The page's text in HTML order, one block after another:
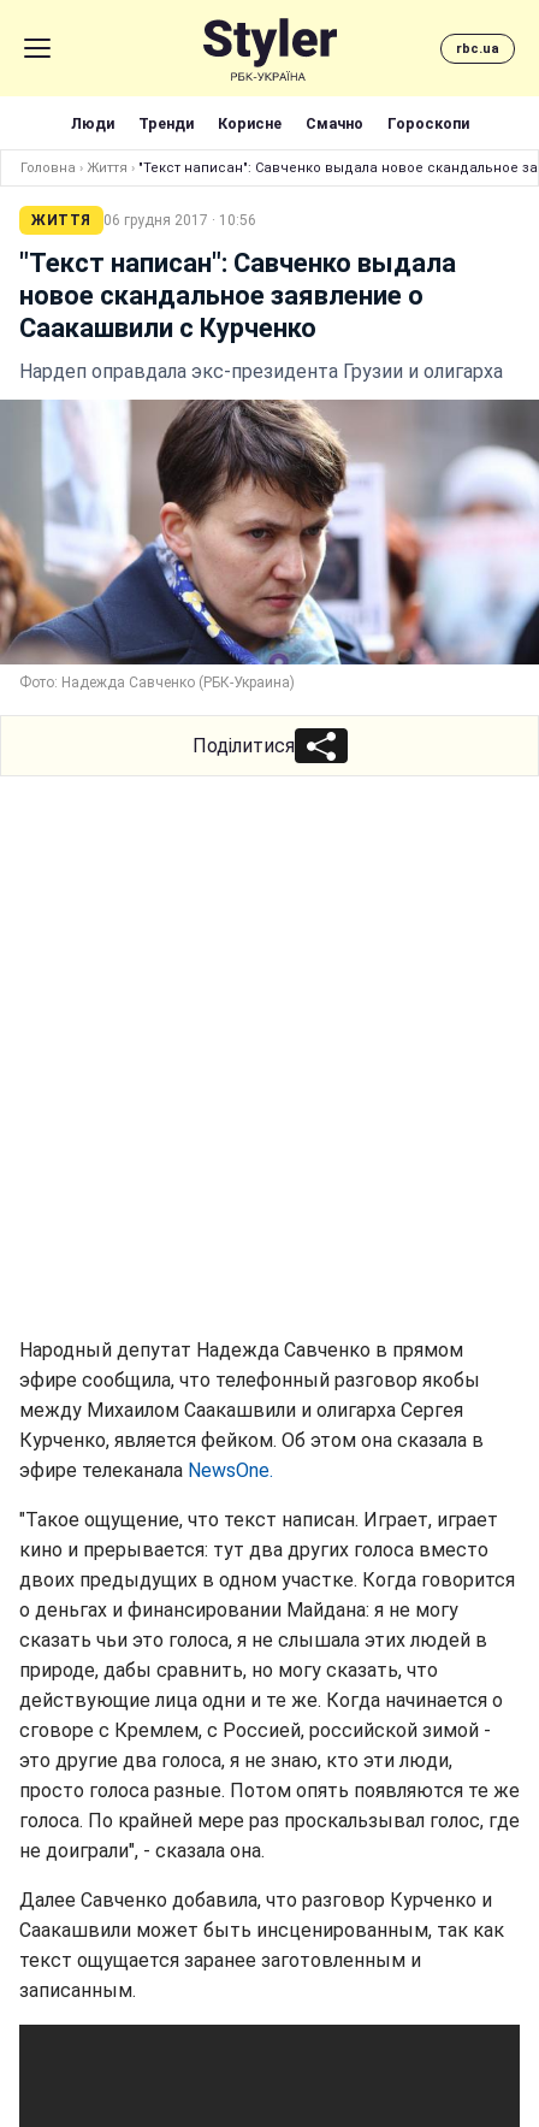
rbc.ua
Люди Тренди Корисне Смачно Гороскопи
Головна › Життя › "Текст написан": Савченко выдала новое скандальное
ЖИТТЯ 06 грудня 2017 · 10:56
"Текст написан": Савченко выдала
новое скандальное заявление о
Саакашвили c Курченко
Нардеп оправдала экс-президента Грузии и олигарха
Фото: Надежда Савченко (РБК-Украина)
Поділитися
Народный депутат Надежда Савченко в прямом
эфире сообщила, что телефонный разговор якобы
между Михаилом Саакашвили и олигарха Сергея
Курченко, является фейком. Об этом она сказала в
эфире телеканала NewsOne.
"Такое ощущение, что текст написан. Играет, играет
кино и прерывается: тут два других голоса вместо
двоих предыдущих в одном участке. Когда говорится
о деньгах и финансировании Майдана: я не могу
сказать чьи это голоса, я не слышала этих людей в
природе, дабы сравнить, но могу сказать, что
действующие лица одни и те же. Когда начинается о
сговоре с Кремлем, с Россией, российской зимой -
это другие два голоса, я не знаю, кто эти люди,
просто голоса разные. Потом опять появляются те же
голоса. По крайней мере раз проскальзывал голос, где
не доиграли", - сказала она.
Далее Савченко добавила, что разговор Курченко и
Саакашвили может быть инсценированным, так как
текст ощущается заранее заготовленным и
записанным.